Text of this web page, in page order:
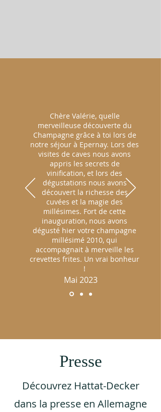
Chère Valérie, quelle
merveilleuse découverte du
Champagne grâce à toi lors de
notre séjour à Epernay. Lors des
visites de caves nous avons
appris les secrets de
vinification, et lors des
dégustations nous avons
découvert la richesse des
cuvées et la magie des
millésimes. Fort de cette
inauguration, nous avons
dégusté hier votre champagne
millésimé 2010, qui
accompagnait à merveille les
crevettes frites. Un vrai bonheur
!
Mai 2023
Presse
Découvrez Hattat-Decker
dans la presse en Allemagne